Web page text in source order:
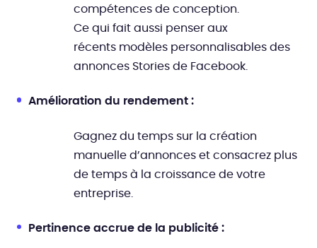
compétences de conception.
Ce qui fait aussi penser aux
récents modèles personnalisables des
annonces Stories de Facebook.
Amélioration du rendement :
Gagnez du temps sur la création
manuelle d’annonces et consacrez plus
de temps à la croissance de votre
entreprise.
Pertinence accrue de la publicité :